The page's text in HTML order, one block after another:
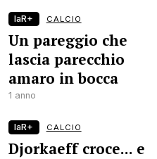
laR+ CALCIO
Un pareggio che
lascia parecchio
amaro in bocca
1 anno
laR+ CALCIO
Djorkaeff croce... e